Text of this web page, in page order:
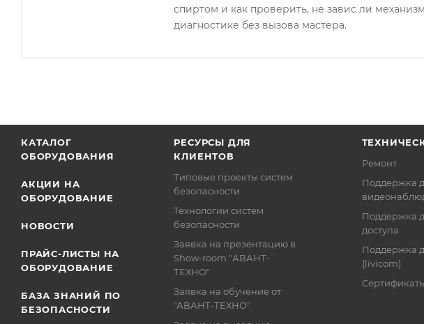
спиртом и как проверить, не завис ли
диагностике без вызова мастера.
КАТАЛОГ
ОБОРУДОВАНИЯ
АКЦИИ НА
ОБОРУДОВАНИЕ
НОВОСТИ
ПРАЙС-ЛИСТЫ НА
ОБОРУДОВАНИЕ
БАЗА ЗНАНИЙ ПО
БЕЗОПАСНОСТИ
РЕСУРСЫ ДЛЯ
КЛИЕНТОВ
Типовые проекты систем
безопасности
Технологии систем
безопасности
Заявка на презентацию в
Show-room "АВАНТ-
ТЕХНО"
Заявка на обучение от
"АВАНТ-ТЕХНО"
Ремонт
Поддержка
Поддержка
доступа
Поддержка
(livicom)